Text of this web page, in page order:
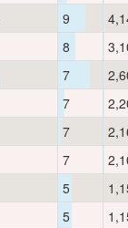
9
8
7
7
7
7
5
5